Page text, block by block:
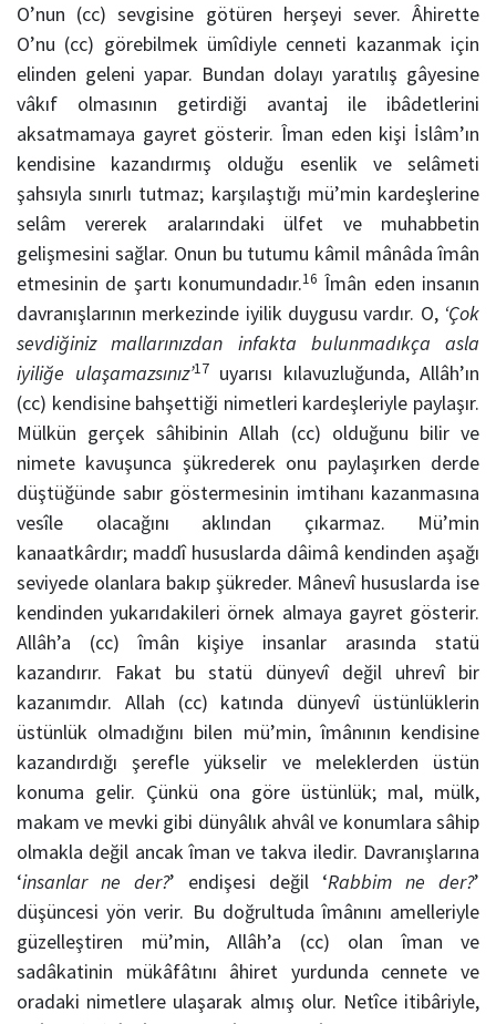
O’nun (cc) sevgisine götüren herşeyi sever. Âhirette
O’nu (cc) görebilmek ümîdiyle cenneti kazanmak için
elinden geleni yapar. Bundan dolayı yaratılış gâyesine
vâkıf olmasının getirdiği avantaj ile ibâdetlerini
aksatmamaya gayret gösterir. Îman eden kişi İslâm’ın
kendisine kazandırmış olduğu esenlik ve selâmeti
şahsıyla sınırlı tutmaz; karşılaştığı mü’min kardeşlerine
selâm vererek aralarındaki ülfet ve muhabbetin
gelişmesini sağlar. Onun bu tutumu kâmil mânâda îmân
etmesinin de şartı konumundadır.16 Îmân eden insanın
davranışlarının merkezinde iyilik duygusu vardır. O, ‘Çok
sevdiğiniz mallarınızdan infakta bulunmadıkça asla
iyiliğe ulaşamazsınız’17uyarısı kılavuzluğunda, Allâh’ın
(cc) kendisine bahşettiği nimetleri kardeşleriyle paylaşır.
Mülkün gerçek sâhibinin Allah (cc) olduğunu bilir ve
nimete kavuşunca şükrederek onu paylaşırken derde
düştüğünde sabır göstermesinin imtihanı kazanmasına
vesîle olacağını aklından çıkarmaz. Mü’min
kanaatkârdır; maddî hususlarda dâimâ kendinden aşağı
seviyede olanlara bakıp şükreder. Mânevî hususlarda ise
kendinden yukarıdakileri örnek almaya gayret gösterir.
Allâh’a (cc) îmân kişiye insanlar arasında statü
kazandırır. Fakat bu statü dünyevî değil uhrevî bir
kazanımdır. Allah (cc) katında dünyevî üstünlüklerin
üstünlük olmadığını bilen mü’min, îmânının kendisine
kazandırdığı şerefle yükselir ve meleklerden üstün
konuma gelir. Çünkü ona göre üstünlük; mal, mülk,
makam ve mevki gibi dünyâlık ahvâl ve konumlara sâhip
olmakla değil ancak îman ve takva iledir. Davranışlarına
‘insanlar ne der?’ endişesi değil ‘Rabbim ne der?’
düşüncesi yön verir. Bu doğrultuda îmânını amelleriyle
güzelleştiren mü’min, Allâh’a (cc) olan îman ve
sadâkatinin mükâfâtını âhiret yurdunda cennete ve
oradaki nimetlere ulaşarak almış olur. Netîce itibâriyle,